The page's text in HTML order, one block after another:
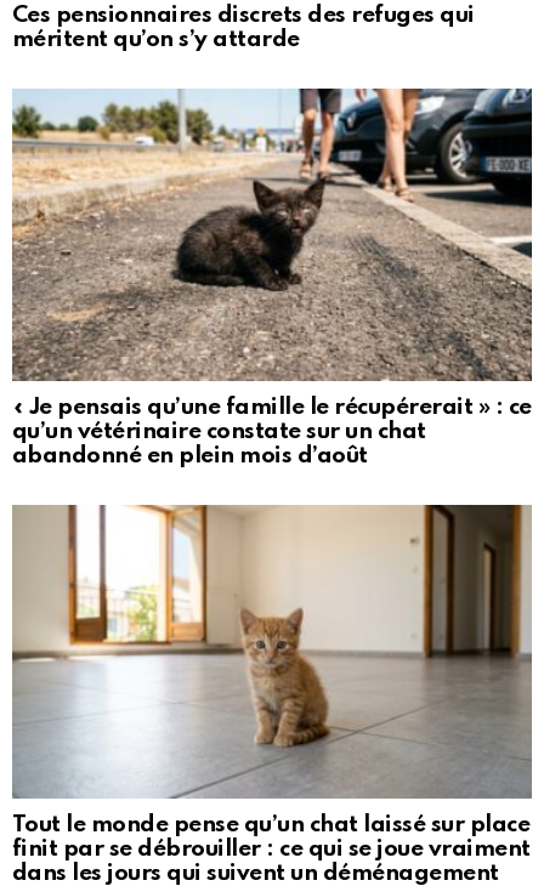
Ces pensionnaires discrets des refuges qui
méritent qu’on s’y attarde
« Je pensais qu’une famille le récupérerait » : ce
qu’un vétérinaire constate sur un chat
abandonné en plein mois d’août
Tout le monde pense qu’un chat laissé sur place
finit par se débrouiller : ce qui se joue vraiment
dans les jours qui suivent un déménagement